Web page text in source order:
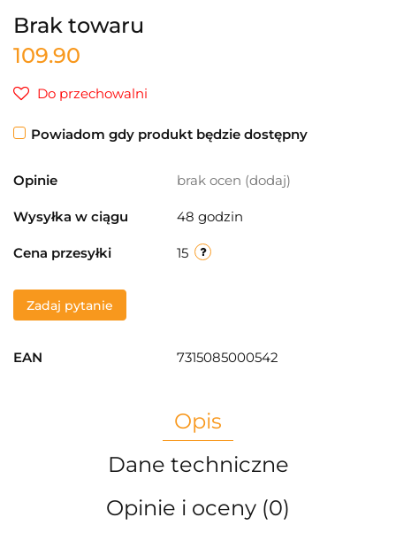
Brak towaru
109.90
Do przechowalni
Powiadom gdy produkt będzie dostępny
Opinie brak ocen (dodaj)
Wysyłka w ciągu 48 godzin
Cena przesyłki 15
Zadaj pytanie
EAN 7315085000542
Opis
Dane techniczne
Opinie i oceny (0)